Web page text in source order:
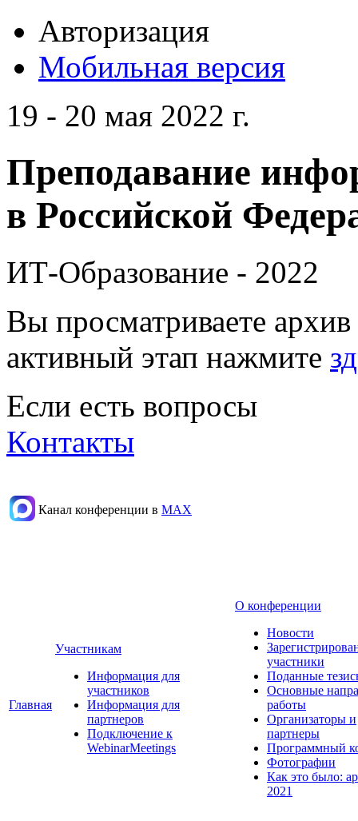
Авторизация
Мобильная версия
19 - 20 мая 2022 г.
Преподавание
в Российской
ИТ-Образование - 2022
Вы просматриваете
активный этап нажмите
Если есть вопросы
Контакты
Канал конференции в МАХ
Главная
Участникам
Информация для
участников
Информация для
партнеров
Подключение к
WebinarMeetings
О конференции
Новости
участники
Поданные
Основные
работы
Организаторы и
партнеры
Программный
Фотографии
Как это было:
2021